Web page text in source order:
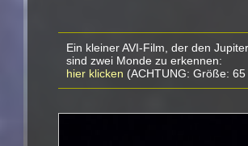
Ein kleiner AVI-Film, der den
sind zwei Monde zu erkennen:
hier klicken (ACHTUNG: Größe: